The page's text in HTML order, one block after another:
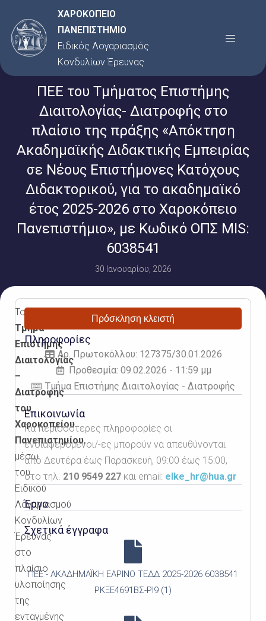
στο
περιεχόμενο
ΧΑΡΟΚΟΠΕΙΟ
ΠΑΝΕΠΙΣΤΗΜΙΟ
Ειδικός Λογαριασμός
Κονδυλίων Έρευνας
Menu
ΠΕΕ του Τμήματος Επιστήμης
Διαιτολογίας- Διατροφής στο
πλαίσιο της πράξης «Απόκτηση
Ακαδημαϊκής Διδακτικής Εμπειρίας
σε Νέους Επιστήμονες Κατόχους
Διδακτορικού, για το ακαδημαϊκό
έτος 2025-2026 στο Χαροκόπειο
Πανεπιστήμιο», με Κωδικό ΟΠΣ MIS:
6038541
30 Ιανουαρίου, 2026
Το
Τμήμα
Επιστήμης
Διαιτολογίας
–
Διατροφής
του
Χαροκοπείου
Πανεπιστημίου,
μέσω
του
Ειδικού
Λογαριασμού
Κονδυλίων
Έρευνας
στο
πλαίσιο
υλοποίησης
της
ενταγμένης
Πρόσκληση κλειστή
Πληροφορίες
Αρ. Πρωτοκόλλου: 127375/30.01.2026
Προθεσμία: 09.02.2026 - 11:59 μμ
Τμήμα Επιστήμης Διαιτολογίας - Διατροφής
Επικοινωνία
Για περισσότερες πληροφορίες οι
ενδιαφερόμενοι/-ες μπορούν να απευθύνονται
από Δευτέρα έως Παρασκευή, 09:00 έως 15:00,
στο τηλ. 210 9549 227 και email: elke_hr@hua.gr
Έργο
Σχετικά έγγραφα
ΠΕΕ - ΑΚΑΔΗΜΑΪΚΗ ΕΑΡΙΝΟ ΤΕΔΔ 2025-2026 6038541
ΡΚΞΕ4691ΒΣ-ΡΙ9 (1)